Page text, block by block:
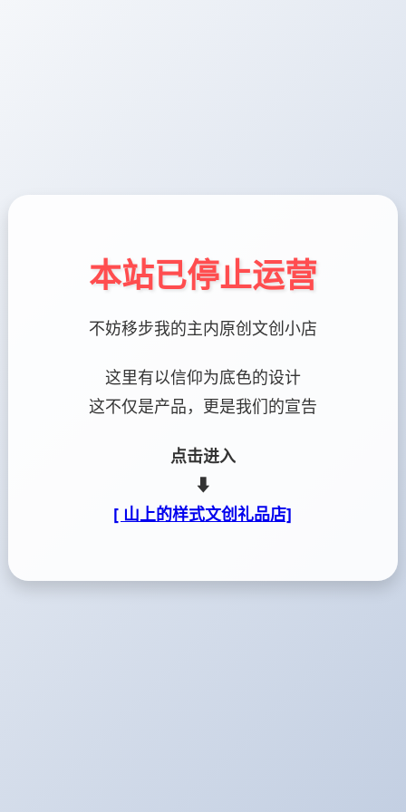
本站已停止运营
不妨移步我的主内原创文创小店
这里有以信仰为底色的设计
这不仅是产品，更是我们的宣告
点击进入
⬇
[ 山上的样式文创礼品店]